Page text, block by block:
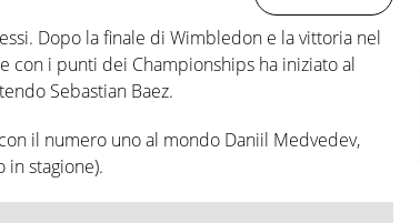
Dopo la finale di Wimbledon e la vittoria nel
con i punti dei Championships ha iniziato al
Sebastian Baez.
il numero uno al mondo Daniil Medvedev,
in stagione).